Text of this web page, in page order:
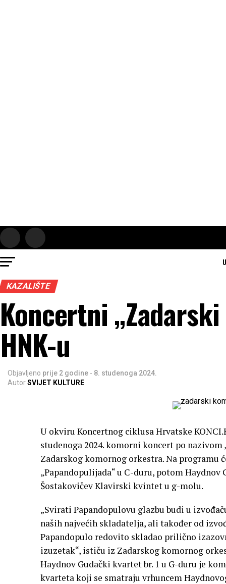
KAZALIŠTE
Koncertni
HNK-u
Objavljeno prije 2 godine - 8. studenoga 2024.
AutorSVIJET KULTURE
U okviru Koncertnog ciklusa Hrvatske
studenoga 2024. komorni koncert po
Zadarskog komornog orkestra. Na programu
„Papandopulijada“ u C-duru, potom
Šostakovičev Klavirski kvintet u g-molu.
„Svirati Papandopulovu glazbu budi u
naših najvećih skladatelja, ali također od
Papandopulo redovito skladao prilično
izuzetak“, ističu iz Zadarskog komornog
Haydnov Gudački kvartet br. 1 u G-duru je
kvarteta koji se smatraju vrhuncem